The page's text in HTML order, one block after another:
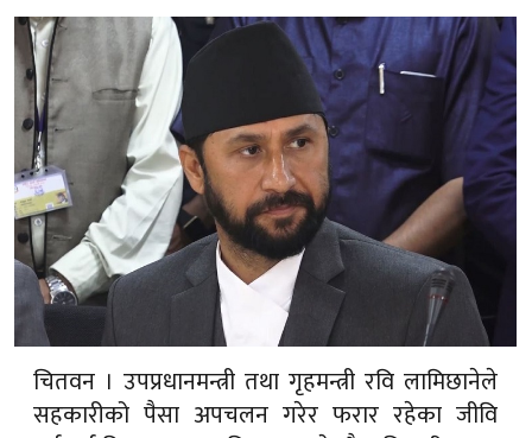
चितवन । उपप्रधानमन्त्री तथा गृहमन्त्री रवि लामिछानेले
सहकारीको पैसा अपचलन गरेर फरार रहेका जीवि